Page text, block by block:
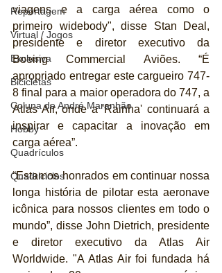
Reportagem
Virtual / Jogos
Exclusiva
Bicicletas
Coluna de André Maranhão
Hobby
Quadrículos
Quadriciclos
viagens e a carga aérea como o
primeiro widebody", disse Stan Deal,
presidente e diretor executivo da
Boeing Commercial Aviões. “É
apropriado entregar este cargueiro 747-
8 final para a maior operadora do 747, a
Atlas Air, onde a 'Rainha' continuará a
inspirar e capacitar a inovação em
carga aérea”.
“Estamos honrados em continuar nossa
longa história de pilotar esta aeronave
icônica para nossos clientes em todo o
mundo”, disse John Dietrich, presidente
e diretor executivo da Atlas Air
Worldwide. "A Atlas Air foi fundada há